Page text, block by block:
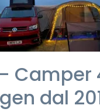
Camper
dal